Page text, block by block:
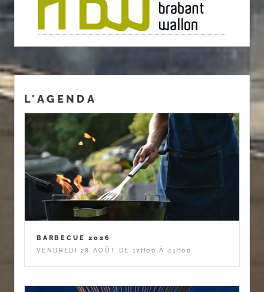
L'AGENDA
BARBECUE 2026
VENDREDI 28 AOÛT DE 17H00 À 21H00